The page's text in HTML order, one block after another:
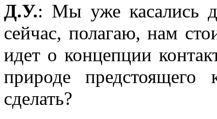
Д.У.: Мы уже касались
сейчас, полагаю, нам
идет о концепции
природе
сделать?